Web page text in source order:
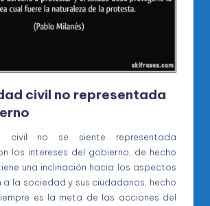
civil no representada
civil no se siente representada
los intereses del gobierno, de hecho
una inclinación hacia los aspectos
a la sociedad y sus ciudadanos, hecho
es la meta de las acciones del